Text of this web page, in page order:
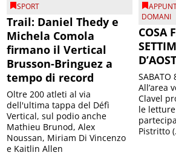
SPORT
Trail: Daniel Thedy e
Michela Comola
firmano il Vertical
Brusson-Bringuez a
tempo di record
Oltre 200 atleti al via
dell'ultima tappa del Défì
Vertical, sul podio anche
Mathieu Brunod, Alex
Noussan, Miriam Di Vincenzo
e Kaitlin Allen
DOMANI
COSA
SABATO
All’area
Clavel
le
Pistritto